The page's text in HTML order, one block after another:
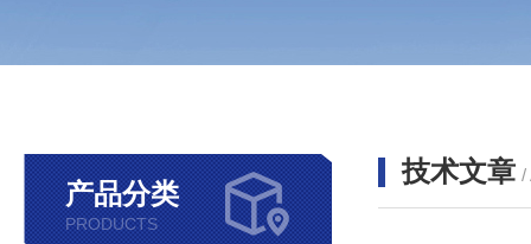
产品分类
PRODUCTS
技术文章 /